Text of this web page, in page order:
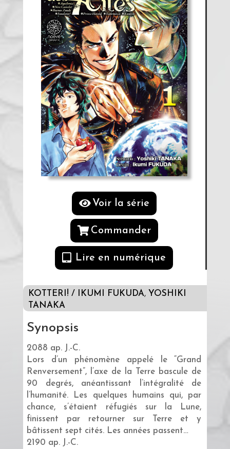
Voir la série
Commander
Lire en numérique
KOTTERI! / IKUMI FUKUDA, YOSHIKI
TANAKA
Synopsis
2088 ap. J.-C.
Lors d’un phénomène appelé le “Grand
Renversement”, l’axe de la Terre bascule de
90 degrés, anéantissant l’intégralité de
l’humanité. Les quelques humains qui, par
chance, s’étaient réfugiés sur la Lune,
finissent par retourner sur Terre et y
bâtissent sept cités. Les années passent…
2190 ap. J.-C.